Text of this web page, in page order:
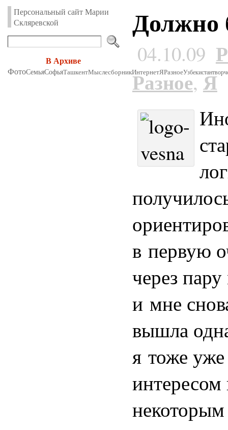
Персональный сайт Марии
Скляревской
В Архиве
ФотоСемьяСофьяТашкентМыслесборникИнтернетЯРазноеУзбекистан
Должно
04.10.09
Разное,Я
в первую
через
и мне
вышла
я тоже
интересом